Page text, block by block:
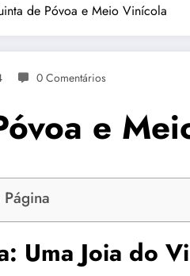
de Póvoa e Meio Vinícola
0 Comentários
e
Uma Joia do